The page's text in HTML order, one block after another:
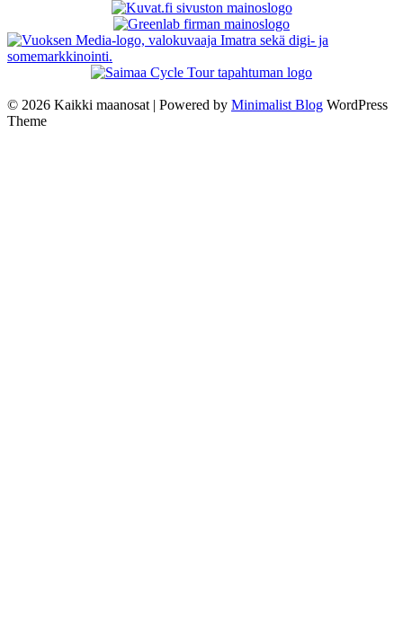
© 2026 Kaikki maanosat | Powered by Minimalist Blog WordPress
Theme